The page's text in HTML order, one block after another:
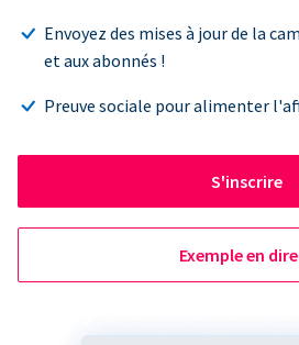
Envoyez des mises à jour de la
et aux abonnés !
Preuve sociale pour alimenter
S'inscrire
Exemple en